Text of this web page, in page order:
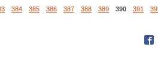
384 385 386 387 388 389 390 391